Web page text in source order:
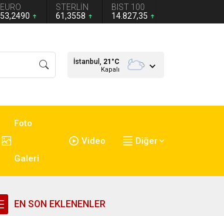
EURO
53,2490
STERLİN
61,3558
BIST 100
14.827,35
İstanbul, 21 °C
Kapalı
Foto
Galeri
Video Diğer
EN SON EKLENENLER